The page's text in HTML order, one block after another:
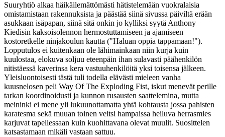
Suuryhtiö alkaa häikäilemättömästi hätistelemään vuokralaisia
omistamistaan rakennuksista ja päästää siinä sivussa päiviltä erään
asukkaan isäpapan, siinä sitä onkin jo kylliksi syytä Anthony
Kiedisin kaksoisolennon hermostuttamiseen ja ajamiseen
kostoretkelle ninjakoulun kautta ("Haluan oppia tappamaan!").
Lopputulos ei kuitenkaan ole lähimainkaan niin kurja kuin
kuulostaa, elokuva soljuu eteenpäin ihan sulavasti päähenkilön
nitistäessä kaverinsa kera vastuuhenkilöitä yksi toisensa jälkeen.
Yleisluontoisesti tästä tuli todella elävästi mieleen vanha
kuusnelosen peli Way Of The Exploding Fist, iskut menevät perille
tarkan koordinoidusti ja kunnon rusausten saattelemina, mutta
meininki ei mene yli lukuunottamatta yhtä kohtausta jossa pahisten
karatesma sekä muuan toinen veitsi hampaissa heiluva herrasmies
karjuvat tapellessaan kuin kuohittavana olevat muulit. Suosittelen
katsastamaan mikäli vastaan sattuu.